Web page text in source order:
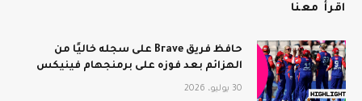
اقرأ معنا
حافظ فريق Brave على سجله خاليًا من
الهزائم بعد فوزه على برمنجهام فينيكس
30 يوليو، 2026